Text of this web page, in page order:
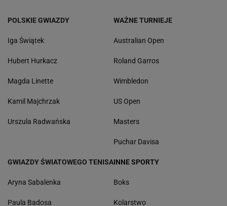
POLSKIE GWIAZDY
Iga Świątek
Hubert Hurkacz
Magda Linette
Kamil Majchrzak
Urszula Radwańska
WAŻNE TURNIEJE
Australian Open
Roland Garros
Wimbledon
US Open
Masters
Puchar Davisa
GWIAZDY ŚWIATOWEGO TENISA
Aryna Sabalenka
Paula Badosa
INNE SPORTY
Boks
Kolarstwo